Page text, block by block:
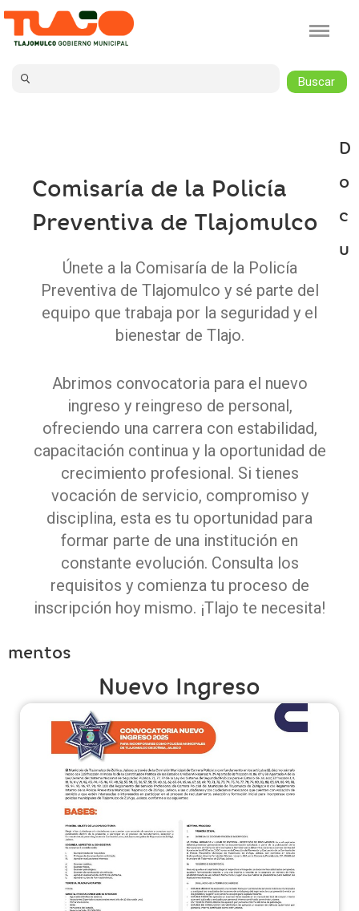
Jump to navigation
Comisaría de la Policía
Preventiva de Tlajomulco
Únete a la Comisaría de la Policía
Preventiva de Tlajomulco y sé parte del
equipo que trabaja por la seguridad y el
bienestar de Tlajo.
Abrimos convocatoria para el nuevo
ingreso y reingreso de personal,
ofreciendo una carrera con estabilidad,
capacitación continua y la oportunidad de
crecimiento profesional. Si tienes
vocación de servicio, compromiso y
disciplina, esta es tu oportunidad para
formar parte de una institución en
constante evolución. Consulta los
requisitos y comienza tu proceso de
inscripción hoy mismo. ¡Tlajo te necesita!
D
o
c
u
mentos
Nuevo Ingreso